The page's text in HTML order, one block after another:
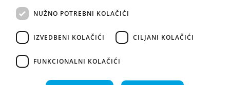
LINKOVI
Uvjeti korištenja
NUŽNO POTREBNI KOLAČIĆI
IZVEDBENI KOLAČIĆI CILJANI KOLAČIĆI
FUNKCIONALNI KOLAČIĆI